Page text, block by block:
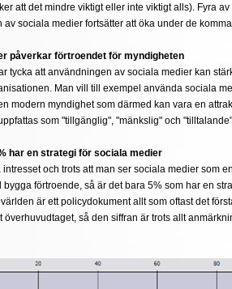
att det mindre viktigt eller inte viktigt alls). Fyra av
av sociala medier fortsätter att öka under de
påverkar förtroendet för myndigheten
tycka att användningen av sociala medier kan
Man vill till exempel använda sociala
modern myndighet som därmed kan vara en
som "tillgänglig", "mänkslig" och
har en strategi för sociala medier
intresset och trots att man ser sociala medier som
bygga förtroende, så är det bara 5% som har en
är ett policydokument allt som oftast det
överhuvudtaget, så den siffran är trots allt